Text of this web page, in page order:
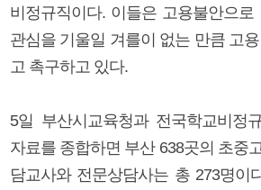
비정규직이다. 이들은 고용불안으
관심을 기울일 겨를이 없는 만큼 고
고 촉구하고 있다.
5일 부산시교육청과 전국학교비정
자료를 종합하면 부산 638곳의 초중
담교사와 전문상담사는 총 273명이